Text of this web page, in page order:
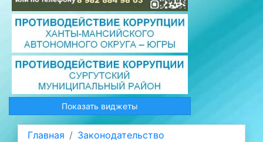
Показать виджеты
Главная
Законодательство